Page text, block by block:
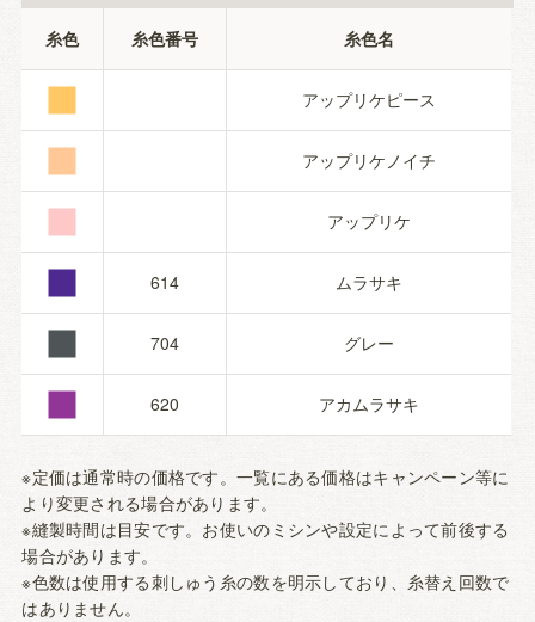
糸色 糸色番号 糸色名
■ アップリケピース
■ アップリケノイチ
■ アップリケ
■ 614 ムラサキ
■ 704 グレー
■ 620 アカムラサキ
※定価は通常時の価格です。一覧にある価格はキャンペーン等に
より変更される場合があります。
※縫製時間は目安です。お使いのミシンや設定によって前後する
場合があります。
※色数は使用する刺しゅう糸の数を明示しており、糸替え回数で
はありません。